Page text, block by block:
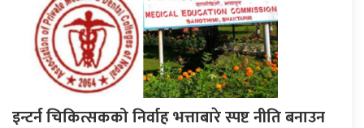
इन्टर्न चिकित्सकको निर्वाह भत्ताबारे स्पष्ट नीति बनाउन